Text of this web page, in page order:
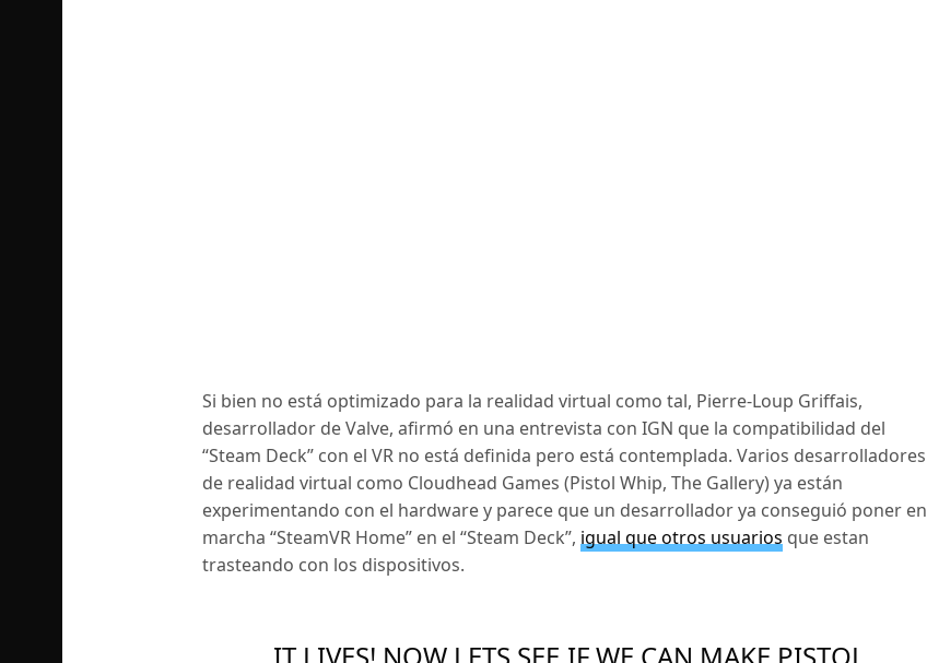
Si bien no está optimizado para la realidad virtual como tal, Pierre-Loup Griffais,
desarrollador de Valve, afirmó en una entrevista con IGN que la compatibilidad del
“Steam Deck” con el VR no está definida pero está contemplada. Varios desarrolladores
de realidad virtual como Cloudhead Games (Pistol Whip, The Gallery) ya están
experimentando con el hardware y parece que un desarrollador ya conseguió poner en
marcha “SteamVR Home” en el “Steam Deck”, igual que otros usuarios que estan
trasteando con los dispositivos.